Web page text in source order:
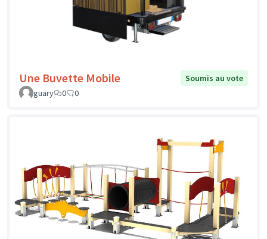
Une Buvette Mobile
Soumis au vote
guary
0 0